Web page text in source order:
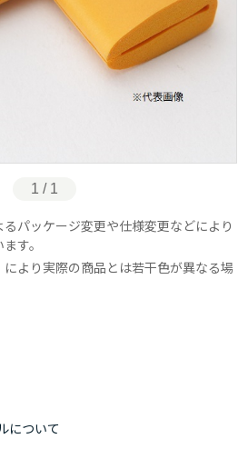
1 / 1
パッケージ変更や仕様変更などにより
す。
より実際の商品とは若干色が異なる場
について